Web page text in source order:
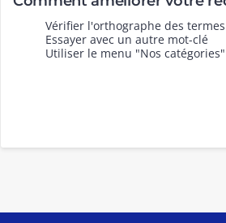
Vérifier l'orthographe des
Essayer avec un autre mot-clé
Utiliser le menu "Nos catégories"